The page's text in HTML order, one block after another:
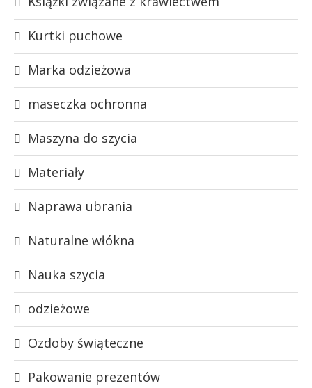
Kurtki puchowe
Marka odzieżowa
maseczka ochronna
Maszyna do szycia
Materiały
Naprawa ubrania
Naturalne włókna
Nauka szycia
odzieżowe
Ozdoby świąteczne
Pakowanie prezentów